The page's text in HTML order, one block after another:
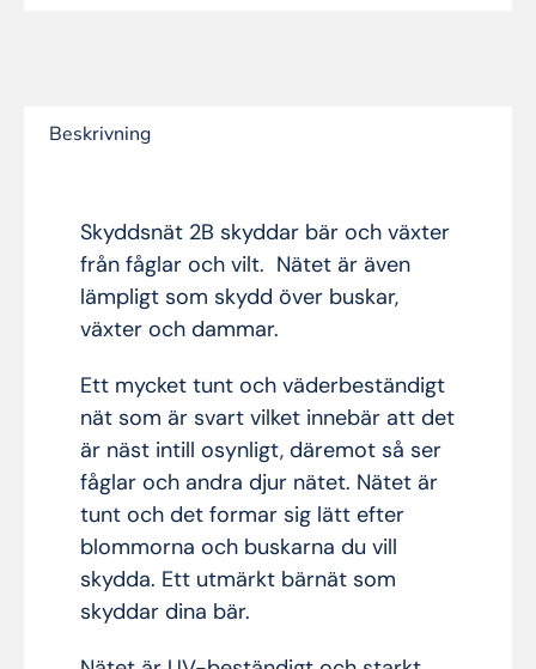
Beskrivning
Skyddsnät 2B skyddar bär och växter
från fåglar och vilt. Nätet är även
lämpligt som skydd över buskar,
växter och dammar.
Ett mycket tunt och väderbeständigt
nät som är svart vilket innebär att det
är näst intill osynligt, däremot så ser
fåglar och andra djur nätet. Nätet är
tunt och det formar sig lätt efter
blommorna och buskarna du vill
skydda. Ett utmärkt bärnät som
skyddar dina bär.